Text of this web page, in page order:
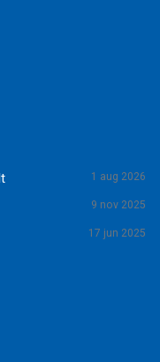
1 aug 2026
9 nov 2025
17 jun 2025